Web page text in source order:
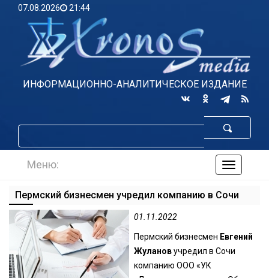
07.08.2026 21:44
ИНФОРМАЦИОННО-АНАЛИТИЧЕСКОЕ ИЗДАНИЕ
по
Меню:
Пермский бизнесмен учредил компанию в Сочи
01.11.2022
Пермский бизнесмен Евгений
Жулановучредил в Сочи
компанию ООО «УК